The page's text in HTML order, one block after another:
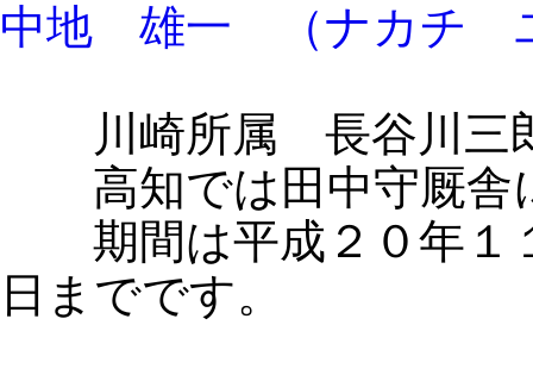
中地 雄一 （ナカチ
川崎所属 長谷川三
高知では田中守厩舎
期間は平成２０年１
日までです。